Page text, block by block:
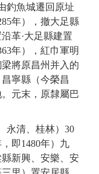
釣魚城遷回原址
年）， 撤大足縣
沿革·大足縣建置
年）， 紅巾軍明
將原昌州并入的
昌寧縣（今榮昌
。 元末，原隸屬巴
永清、桂林）30
即1480年）九
新興、安樂、 安